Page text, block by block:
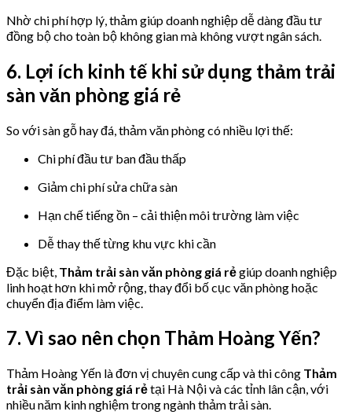
Nhờ chi phí hợp lý, thảm giúp doanh nghiệp dễ dàng đầu tư
đồng bộ cho toàn bộ không gian mà không vượt ngân sách.
6. Lợi ích kinh tế khi sử dụng thảm trải
sàn văn phòng giá rẻ
So với sàn gỗ hay đá, thảm văn phòng có nhiều lợi thế:
Chi phí đầu tư ban đầu thấp
Giảm chi phí sửa chữa sàn
Hạn chế tiếng ồn – cải thiện môi trường làm việc
Dễ thay thế từng khu vực khi cần
Đặc biệt, Thảm trải sàn văn phòng giá rẻgiúp doanh nghiệp
linh hoạt hơn khi mở rộng, thay đổi bố cục văn phòng hoặc
chuyển địa điểm làm việc.
7. Vì sao nên chọn Thảm Hoàng Yến?
Thảm Hoàng Yến là đơn vị chuyên cung cấp và thi công Thảm
trải sàn văn phòng giá rẻtại Hà Nội và các tỉnh lân cận, với
nhiều năm kinh nghiệm trong ngành thảm trải sàn.